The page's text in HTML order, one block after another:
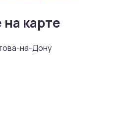
карте
на-Дону